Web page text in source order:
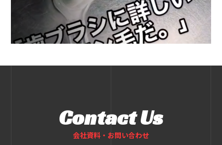
Contact Us
会社資料・お問い合わせ